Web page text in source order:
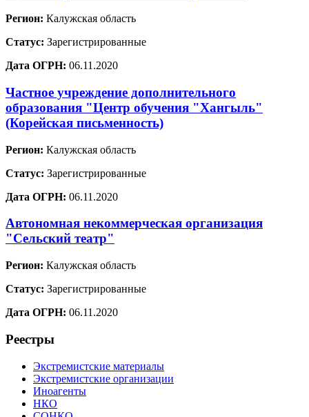
Регион: Калужская область
Статус: Зарегистрированные
Дата ОГРН: 06.11.2020
Частное учреждение дополнительного
образования "Центр обучения "Хангыль"
(Корейская письменность)
Регион: Калужская область
Статус: Зарегистрированные
Дата ОГРН: 06.11.2020
Автономная некоммерческая организация
"Сельский театр"
Регион: Калужская область
Статус: Зарегистрированные
Дата ОГРН: 06.11.2020
Реестры
Экстремистские материалы
Экстремистские организации
Иноагенты
НКО